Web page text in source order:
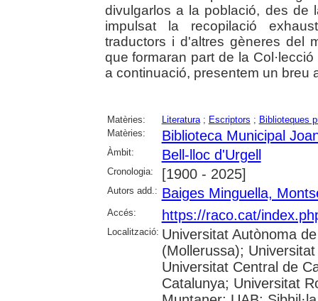
divulgarlos a la població, des de
impulsat la recopilació
traductors i d'altres gèneres del
que formaran part de la
a continuació, presentem un breu
Matèries: Literatura; Escriptors ; Biblioteques
Matèries:
Biblioteca Municipal
Àmbit: Bell-lloc d'Urgell
Cronologia: [1900 - 2025]
Autors add.: Baiges Minguella,
Accés: https://raco.cat/
Localització: Universitat Autònoma
(Mollerussa);
Universitat Central de
Catalunya; Universitat